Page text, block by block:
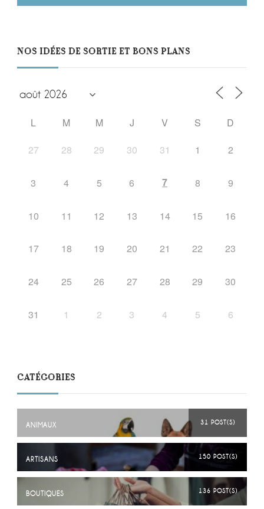
NOS IDÉES DE SORTIE ET BONS PLANS
L M M J V S
D
27
28 29 30 31 1 2
3 4 5 6 7 8 9
10 11 12 13 14 15 16
17 18 19 20 21 22 23
24 25 26 27 28 29 30
31 1 2 3 4 5 6
CATÉGORIES
ANIMAUX 31 POST(S)
ARTISANS 150 POST(S)
BOUTIQUES 136 POST(S)